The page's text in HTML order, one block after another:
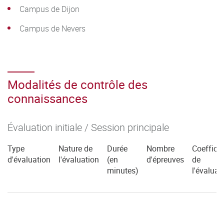
Campus de Dijon
Campus de Nevers
Modalités de contrôle des
connaissances
Évaluation initiale / Session principale
Type
d'évaluation
Nature de
l'évaluation
Durée
(en
minutes)
Nombre
d'épreuves
de